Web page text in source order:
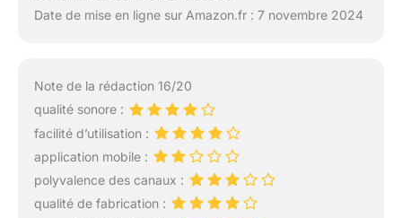
Date de mise en ligne sur Amazon.fr : 7 novembre 2024
Note de la rédaction 16/20
qualité sonore :
facilité d’utilisation :
application mobile :
polyvalence des canaux :
qualité de fabrication :